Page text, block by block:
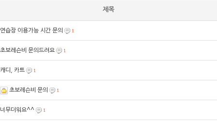
제목
연습장 이용가능 시간 문의 1
초보레슨비 문의드려요 1
캐디, 카트 1
초보레슨비 문의 1
너무더워요^^ 1